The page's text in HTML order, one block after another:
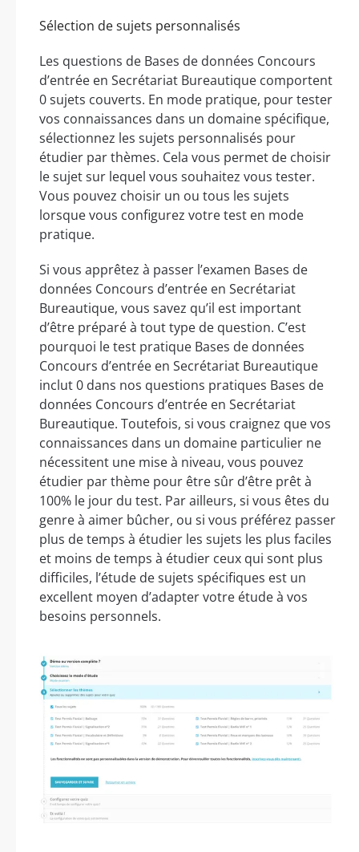
Sélection de sujets personnalisés
Les questions de Bases de données Concours
d’entrée en Secrétariat Bureautique comportent
0 sujets couverts. En mode pratique, pour tester
vos connaissances dans un domaine spécifique,
sélectionnez les sujets personnalisés pour
étudier par thèmes. Cela vous permet de choisir
le sujet sur lequel vous souhaitez vous tester.
Vous pouvez choisir un ou tous les sujets
lorsque vous configurez votre test en mode
pratique.
Si vous apprêtez à passer l’examen Bases de
données Concours d’entrée en Secrétariat
Bureautique, vous savez qu’il est important
d’être préparé à tout type de question. C’est
pourquoi le test pratique Bases de données
Concours d’entrée en Secrétariat Bureautique
inclut 0 dans nos questions pratiques Bases de
données Concours d’entrée en Secrétariat
Bureautique. Toutefois, si vous craignez que vos
connaissances dans un domaine particulier ne
nécessitent une mise à niveau, vous pouvez
étudier par thème pour être sûr d’être prêt à
100% le jour du test. Par ailleurs, si vous êtes du
genre à aimer bûcher, ou si vous préférez passer
plus de temps à étudier les sujets les plus faciles
et moins de temps à étudier ceux qui sont plus
difficiles, l’étude de sujets spécifiques est un
excellent moyen d’adapter votre étude à vos
besoins personnels.